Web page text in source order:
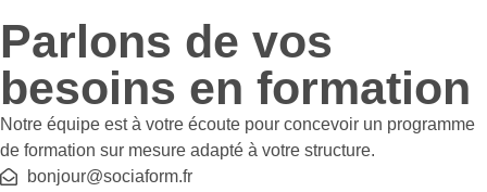
Parlons de vos
besoins en formation
Notre équipe est à votre écoute pour concevoir un programme
de formation sur mesure adapté à votre structure.
bonjour@sociaform.fr